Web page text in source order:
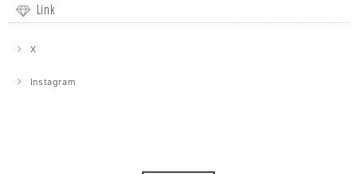
Link
X
Instagram